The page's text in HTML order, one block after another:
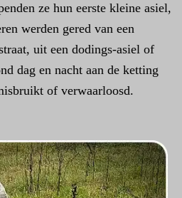
ze hun eerste kleine asiel,
werden gered van een
uit een dodings-asiel of
dag en nacht aan de ketting
of verwaarloosd.